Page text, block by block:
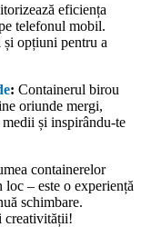
eficiența
telefonul mobil.
și opțiuni pentru a
: Containerul birou
oriunde mergi,
și inspirându-te
containerelor
– este o experiență
schimbare.
creativității!